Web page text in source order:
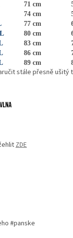
71 cm
74 cm
77 cm
80 cm
83 cm
86 cm
89 cm
stále přesně ušitý
ZDE
#panske